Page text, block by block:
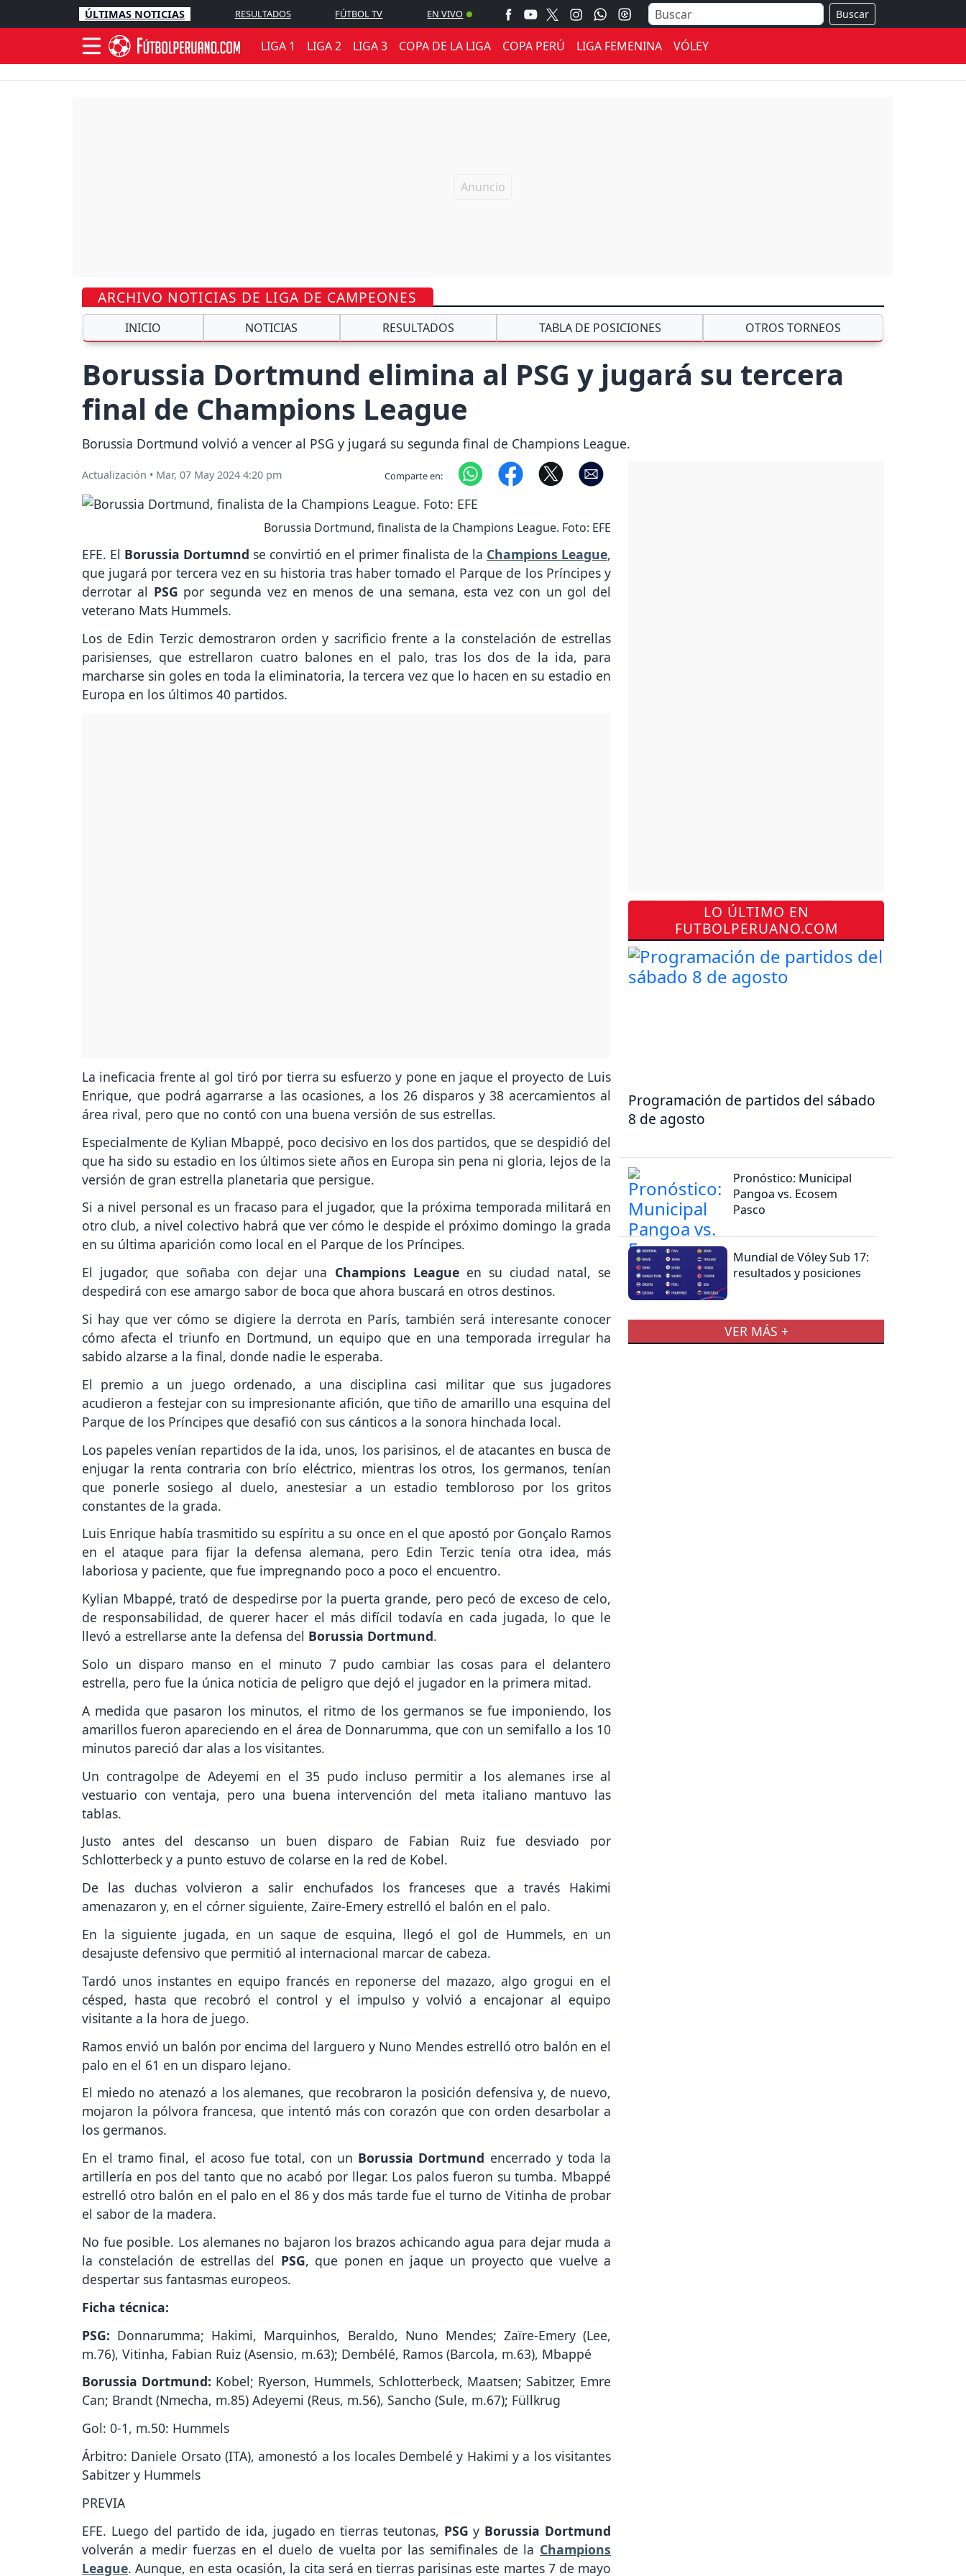
ÚLTIMAS NOTICIAS RESULTADOS FÚTBOL TV EN VIVO Buscar
LIGA 1 LIGA 2 LIGA 3 COPA DE LA LIGA COPA PERÚ LIGA FEMENINA VÓLEY
ARCHIVO NOTICIAS DE LIGA DE CAMPEONES
INICIO NOTICIAS RESULTADOS TABLA DE POSICIONES OTROS TORNEOS
Borussia Dortmund elimina al PSG y jugará su tercera
final de Champions League
Borussia Dortmund volvió a vencer al PSG y jugará su segunda final de Champions League.
Actualización • Mar, 07 May 2024 4:20 pm Comparte en:
Borussia Dortmund, finalista de la Champions League. Foto: EFE
EFE. El Borussia Dortumnd se convirtió en el primer finalista de la Champions League,
que jugará por tercera vez en su historia tras haber tomado el Parque de los Príncipes y
derrotar al PSG por segunda vez en menos de una semana, esta vez con un gol del
veterano Mats Hummels.
Los de Edin Terzic demostraron orden y sacrificio frente a la constelación de estrellas
parisienses, que estrellaron cuatro balones en el palo, tras los dos de la ida, para
marcharse sin goles en toda la eliminatoria, la tercera vez que lo hacen en su estadio en
Europa en los últimos 40 partidos.
La ineficacia frente al gol tiró por tierra su esfuerzo y pone en jaque el proyecto de Luis
Enrique, que podrá agarrarse a las ocasiones, a los 26 disparos y 38 acercamientos al
área rival, pero que no contó con una buena versión de sus estrellas.
Especialmente de Kylian Mbappé, poco decisivo en los dos partidos, que se despidió del
que ha sido su estadio en los últimos siete años en Europa sin pena ni gloria, lejos de la
versión de gran estrella planetaria que persigue.
Si a nivel personal es un fracaso para el jugador, que la próxima temporada militará en
otro club, a nivel colectivo habrá que ver cómo le despide el próximo domingo la grada
en su última aparición como local en el Parque de los Príncipes.
El jugador, que soñaba con dejar una Champions Leagueen su ciudad natal, se
despedirá con ese amargo sabor de boca que ahora buscará en otros destinos.
Si hay que ver cómo se digiere la derrota en París, también será interesante conocer
cómo afecta el triunfo en Dortmund, un equipo que en una temporada irregular ha
sabido alzarse a la final, donde nadie le esperaba.
El premio a un juego ordenado, a una disciplina casi militar que sus jugadores
acudieron a festejar con su impresionante afición, que tiño de amarillo una esquina del
Parque de los Príncipes que desafió con sus cánticos a la sonora hinchada local.
Los papeles venían repartidos de la ida, unos, los parisinos, el de atacantes en busca de
enjugar la renta contraria con brío eléctrico, mientras los otros, los germanos, tenían
que ponerle sosiego al duelo, anestesiar a un estadio tembloroso por los gritos
constantes de la grada.
Luis Enrique había trasmitido su espíritu a su once en el que apostó por Gonçalo Ramos
en el ataque para fijar la defensa alemana, pero Edin Terzic tenía otra idea, más
laboriosa y paciente, que fue impregnando poco a poco el encuentro.
Kylian Mbappé, trató de despedirse por la puerta grande, pero pecó de exceso de celo,
de responsabilidad, de querer hacer el más difícil todavía en cada jugada, lo que le
llevó a estrellarse ante la defensa del Borussia Dortmund.
Solo un disparo manso en el minuto 7 pudo cambiar las cosas para el delantero
estrella, pero fue la única noticia de peligro que dejó el jugador en la primera mitad.
A medida que pasaron los minutos, el ritmo de los germanos se fue imponiendo, los
amarillos fueron apareciendo en el área de Donnarumma, que con un semifallo a los 10
minutos pareció dar alas a los visitantes.
Un contragolpe de Adeyemi en el 35 pudo incluso permitir a los alemanes irse al
vestuario con ventaja, pero una buena intervención del meta italiano mantuvo las
tablas.
Justo antes del descanso un buen disparo de Fabian Ruiz fue desviado por
Schlotterbeck y a punto estuvo de colarse en la red de Kobel.
De las duchas volvieron a salir enchufados los franceses que a través Hakimi
amenazaron y, en el córner siguiente, Zaïre-Emery estrelló el balón en el palo.
En la siguiente jugada, en un saque de esquina, llegó el gol de Hummels, en un
desajuste defensivo que permitió al internacional marcar de cabeza.
Tardó unos instantes en equipo francés en reponerse del mazazo, algo grogui en el
césped, hasta que recobró el control y el impulso y volvió a encajonar al equipo
visitante a la hora de juego.
Ramos envió un balón por encima del larguero y Nuno Mendes estrelló otro balón en el
palo en el 61 en un disparo lejano.
El miedo no atenazó a los alemanes, que recobraron la posición defensiva y, de nuevo,
mojaron la pólvora francesa, que intentó más con corazón que con orden desarbolar a
los germanos.
En el tramo final, el acoso fue total, con un Borussia Dortmund encerrado y toda la
artillería en pos del tanto que no acabó por llegar. Los palos fueron su tumba. Mbappé
estrelló otro balón en el palo en el 86 y dos más tarde fue el turno de Vitinha de probar
el sabor de la madera.
No fue posible. Los alemanes no bajaron los brazos achicando agua para dejar muda a
la constelación de estrellas del PSG, que ponen en jaque un proyecto que vuelve a
despertar sus fantasmas europeos.
Ficha técnica:
PSG: Donnarumma; Hakimi, Marquinhos, Beraldo, Nuno Mendes; Zaïre-Emery (Lee,
m.76), Vitinha, Fabian Ruiz (Asensio, m.63); Dembélé, Ramos (Barcola, m.63), Mbappé
Borussia Dortmund: Kobel; Ryerson, Hummels, Schlotterbeck, Maatsen; Sabitzer, Emre
Can; Brandt (Nmecha, m.85) Adeyemi (Reus, m.56), Sancho (Sule, m.67); Füllkrug
Gol: 0-1, m.50: Hummels
Árbitro: Daniele Orsato (ITA), amonestó a los locales Dembelé y Hakimi y a los visitantes
Sabitzer y Hummels
PREVIA
EFE. Luego del partido de ida, jugado en tierras teutonas, PSGy Borussia Dortmund
volverán a medir fuerzas en el duelo de vuelta por las semifinales de la Champions
League. Aunque, en esta ocasión, la cita será en tierras parisinas este martes 7 de mayo
LO ÚLTIMO EN
FUTBOLPERUANO.COM
Programación de partidos del sábado
8 de agosto
Pronóstico: Municipal
Pangoa vs. Ecosem
Pasco
Mundial de Vóley Sub 17:
resultados y posiciones
VER MÁS +